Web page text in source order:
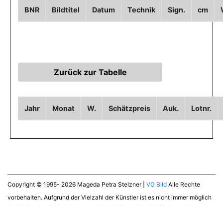
BNR Bildtitel Datum Technik Sign. cm
Jahr Monat W. Schätzpreis Auk. Lotnr.
Copyright © 1995- 2026 Mageda Petra Stelzner | VG Bild Alle Rechte
vorbehalten. Aufgrund der Vielzahl der Künstler ist es nicht immer möglich